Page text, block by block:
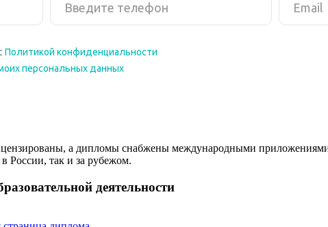
а дипломы снабжены международными
России, так и за рубежом.
деятельности